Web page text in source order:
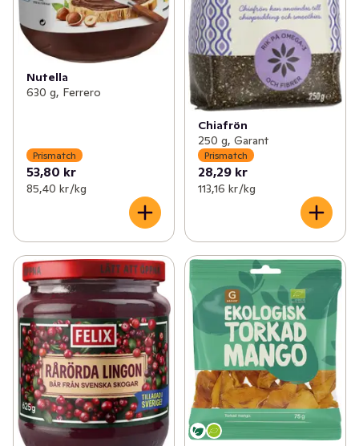
Nutella
630 g, Ferrero
Prismatch
53,80 kr
85,40 kr /kg
Chiafrön
250 g, Garant
Prismatch
28,29 kr
113,16 kr /kg